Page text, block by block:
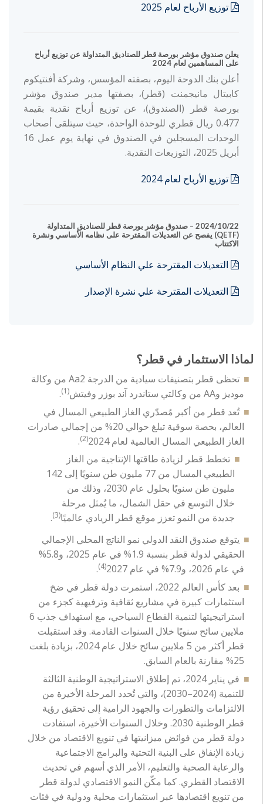
توزيع الأرباح لعام 2025
يعلن صندوق مؤشر بورصة قطر للصناديق المتداولة عن توزيع أرباح
على المساهمين لعام 2024
أعلن بنك الدوحة اليوم، بصفته المؤسس، وشركة أفنتيكوم
كابيتال مانيجمنت (قطر)، بصفتها مدير صندوق مؤشر
بورصة قطر (الصندوق)، عن توزيع أرباح نقدية بقيمة
0.477 ريال قطري للوحدة الواحدة، حيث سيتلقى أصحاب
الوحدات المسجلين في الصندوق في نهاية يوم عمل 16
أبريل 2025، التوزيعات النقدية.
توزيع الأرباح لعام 2024
2024/10/22 – صندوق مؤشر بورصة قطر للصناديق المتداولة
(QETF) يفصح عن التعديلات المقترحة على نظامه الأساسي ونشرة
الاكتتاب
التعديلات المقترحة علي النظام الأساسي
التعديلات المقترحة علي نشرة الإصدار
لماذا الاستثمار في قطر؟
تحظى قطر بتصنيفات سيادية من الدرجة Aa2 من وكالة
موديز وAA من وكالتي ستاندرد آند بوزر وفيتش
(1)
.
تُعد قطر من أكبر مُصدّري الغاز الطبيعي المسال في
العالم، بحصة سوقية تبلغ حوالي 20% من إجمالي صادرات
الغاز الطبيعي المسال العالمية لعام 2024
(2)
.
تخطط قطر لزيادة طاقتها الإنتاجية من الغاز
الطبيعي المسال من 77 مليون طن سنويًا إلى 142
مليون طن سنويًا بحلول عام 2030، وذلك من
خلال التوسع في حقل الشمال، ما يُمثل مرحلة
جديدة من النمو تعزز موقع قطر الريادي عالميًا(3)
.
يتوقع صندوق النقد الدولي نمو الناتج المحلي الإجمالي
الحقيقي لدولة قطر بنسبة 1.9% في عام 2025، و5.8%
في عام 2026، و7.9% في عام 2027
(4)
.
بعد كأس العالم 2022، استمرت دولة قطر في ضخ
استثمارات كبيرة في مشاريع ثقافية وترفيهية كجزء من
استراتيجيتها لتنمية القطاع السياحي، مع استهداف جذب 6
ملايين سائح سنويًا خلال السنوات القادمة. وقد استقبلت
قطر أكثر من 5 ملايين سائح خلال عام 2024، بزيادة بلغت
25% مقارنة بالعام السابق.
في يناير 2024، تم إطلاق الاستراتيجية الوطنية الثالثة
للتنمية (2024–2030)، والتي تُحدد المرحلة الأخيرة من
الالتزامات والتطورات والجهود الرامية إلى تحقيق رؤية
قطر الوطنية 2030. وخلال السنوات الأخيرة، استفادت
دولة قطر من فوائض ميزانيتها في تنويع الاقتصاد من خلال
زيادة الإنفاق على البنية التحتية والبرامج الاجتماعية
والرعاية الصحية والتعليم، الأمر الذي أسهم في تحديث
الاقتصاد القطري. كما مكّن النمو الاقتصادي لدولة قطر
من تنويع اقتصادها عبر استثمارات محلية ودولية في فئات